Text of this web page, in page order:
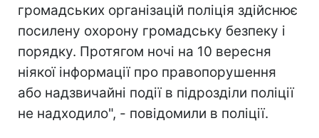
громадських організацій поліція здійснює
посилену охорону громадську безпеку і
порядку. Протягом ночі на 10 вересня
ніякої інформації про правопорушення
або надзвичайні події в підрозділи поліції
не надходило", - повідомили в поліції.